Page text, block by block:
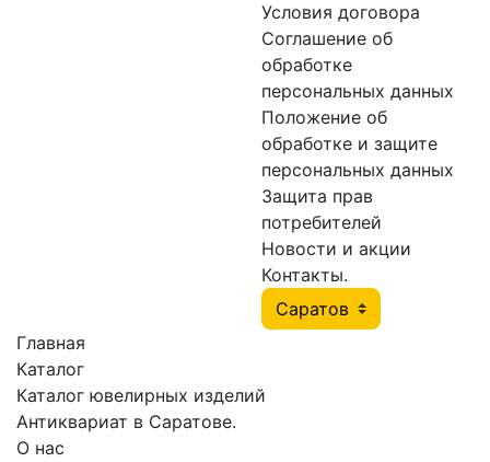
Условия договора
Соглашение об
обработке
персональных данных
Положение об
обработке и защите
персональных данных
Защита прав
потребителей
Новости и акции
Контакты.
Главная
Каталог
Каталог ювелирных изделий
Антиквариат в Саратове.
О нас